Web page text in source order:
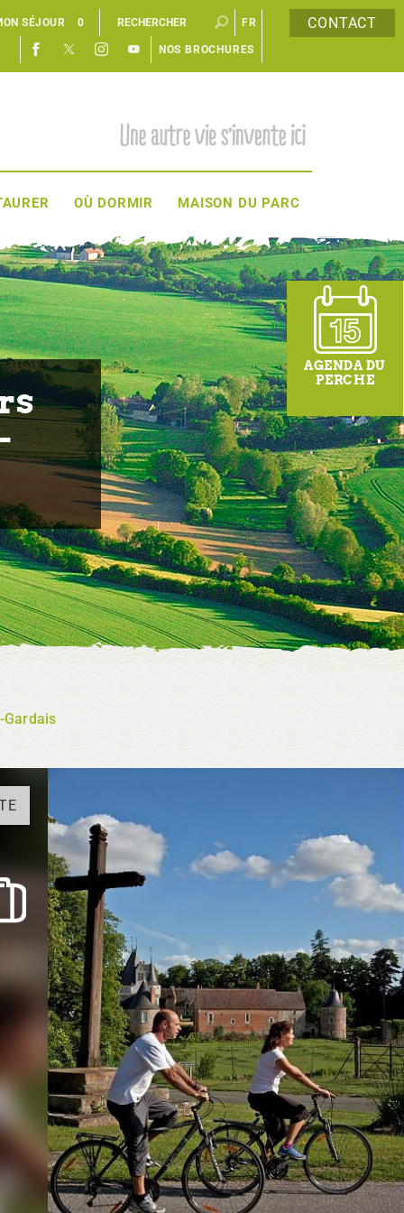
CONTACT
EN
FR
SÉJOUR 0
NOS BROCHURES
OÙ DORMIR MAISON DU PARC
Gardais
AGENDA DU
PERCHE